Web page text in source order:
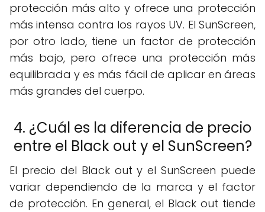
protección más alto y ofrece una protección
más intensa contra los rayos UV. El SunScreen,
por otro lado, tiene un factor de protección
más bajo, pero ofrece una protección más
equilibrada y es más fácil de aplicar en áreas
más grandes del cuerpo.
4. ¿Cuál es la diferencia de precio
entre el Black out y el SunScreen?
El precio del Black out y el SunScreen puede
variar dependiendo de la marca y el factor
de protección. En general, el Black out tiende